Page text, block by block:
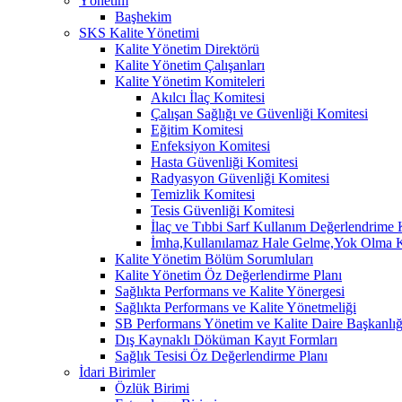
Başhekim
SKS Kalite Yönetimi
Kalite Yönetim Direktörü
Kalite Yönetim Çalışanları
Kalite Yönetim Komiteleri
Akılcı İlaç Komitesi
Çalışan Sağlığı ve Güvenliği Komitesi
Eğitim Komitesi
Enfeksiyon Komitesi
Hasta Güvenliği Komitesi
Radyasyon Güvenliği Komitesi
Temizlik Komitesi
Tesis Güvenliği Komitesi
İlaç ve Tıbbi Sarf Kullanım Değerlendrime
İmha,Kullanılamaz Hale Gelme,Yok Olma
Kalite Yönetim Bölüm Sorumluları
Kalite Yönetim Öz Değerlendirme Planı
Sağlıkta Performans ve Kalite Yönergesi
Sağlıkta Performans ve Kalite Yönetmeliği
SB Performans Yönetim ve Kalite Daire
Dış Kaynaklı Döküman Kayıt Formları
Sağlık Tesisi Öz Değerlendirme Planı
İdari Birimler
Özlük Birimi